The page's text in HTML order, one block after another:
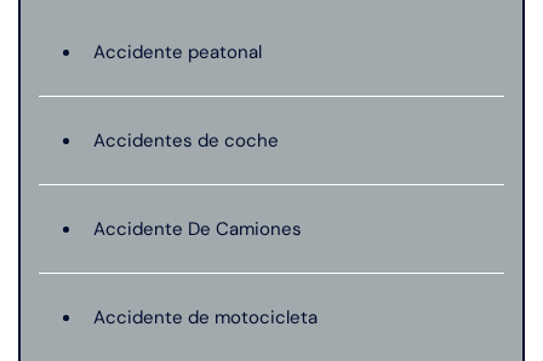
Accidente peatonal
Accidentes de coche
Accidente De Camiones
Accidente de motocicleta